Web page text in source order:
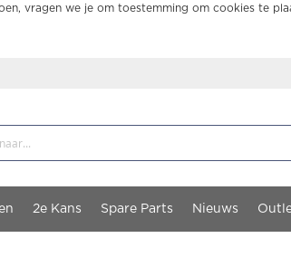
vragen we je om toestemming om cookies te
2e Kans Spare Parts Nieuws